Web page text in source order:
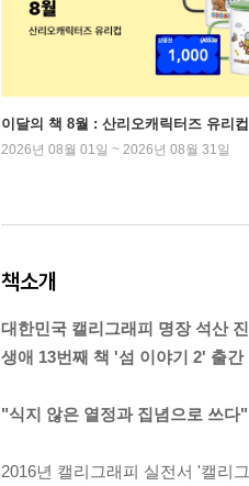
이달의 책 8월 : 산리오캐릭터즈 유리컵
2026년 08월 01일 ~ 2026년 08월 31일
책소개
대한민국 캘리그래피 명장 석산
생애 13번째 책 '섬 이야기 2' 출간
"식지 않은 열정과 집념으로 쓰다"
2016년 캘리그래피 실전서 '캘리